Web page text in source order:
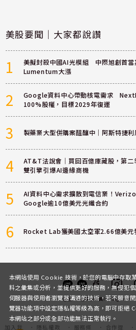
美股要聞｜大家都說讚
1
美擬封殺中國AI光模組 中際旭創首
Lumentum大漲
2
Google資料中心帶動核電需求
100%股權，目標2029年復運
3 製藥業大型併購案醞釀中｜阿斯特捷
4
AT&T法說會｜買回百億庫藏股，第
雙引擎引爆AI邊緣商機
5
AI資料中心需求擴散到電信業！
Google逾10億美元光纖合約
6 Rocket Lab獲美國太空軍2.66億美元
客服 討論區粉絲團Instagram
加入我 隱私權政 服務條 合作提
本網站使用 Cookie 技術，於您的電腦中存取
料之彙集或分析，並提供更好的服務，無侵犯
伺服器與使用者瀏覽器溝通的技術，若不願意
覽器功能項中設定隱私權等級為高，即可拒絕
本網站之部分或全部功能無法正常執行。